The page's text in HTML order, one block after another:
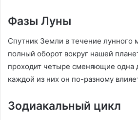
Фазы Луны
Спутник Земли в течение лунного
полный оборот вокруг нашей
проходит четыре сменяющие одна
каждой из них он по-разному
Зодиакальный цикл